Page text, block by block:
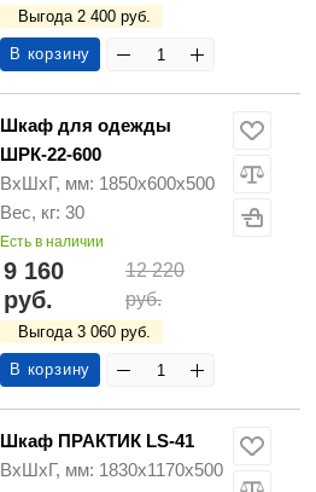
Выгода 2 400 руб.
В корзину
Шкаф для одежды
ШРК-22-600
ВхШхГ, мм: 1850х600х500
Вес, кг: 30
Есть в наличии
9 160
руб.
12 220
руб.
Выгода 3 060 руб.
В корзину
Шкаф ПРАКТИК LS-41
ВхШхГ, мм: 1830х1170х500